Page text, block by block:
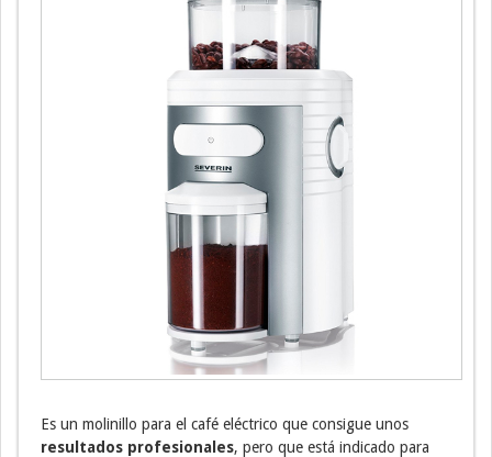
Es un molinillo para el café eléctrico que consigue unos
resultados profesionales, pero que está indicado para